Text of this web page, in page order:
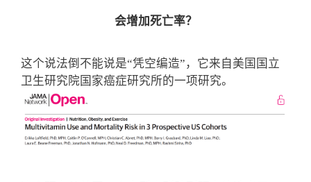
会增加死亡率？
这个说法倒不能说是“凭空编造”，它来自美国国立
卫生研究院国家癌症研究所的一项研究。